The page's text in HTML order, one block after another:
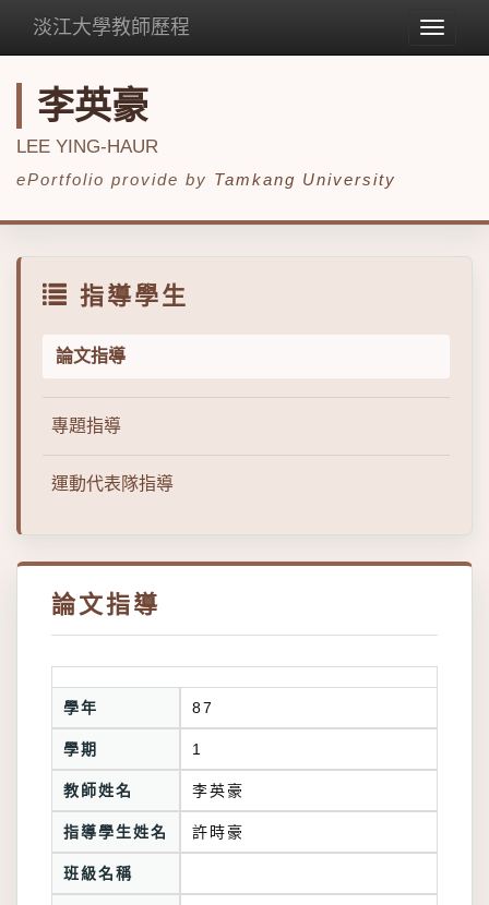
Toggle
淡江大學教師歷程
李英豪
LEE YING-HAUR
ePortfolio provide by Tamkang University
指導學生
論文指導
專題指導
運動代表隊指導
論文指導
學年 87
學期 1
教師姓名 李英豪
指導學生姓名 許時豪
班級名稱